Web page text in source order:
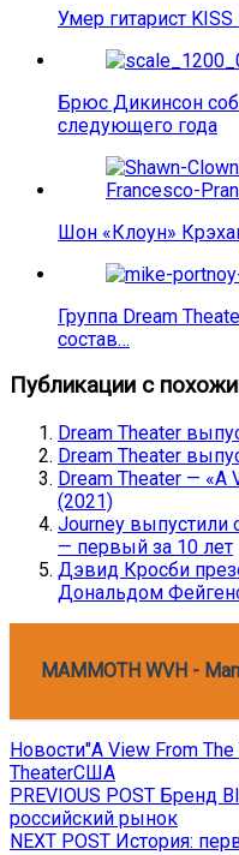
Умер гитарист
Брюс Дикинсон
следующего года
Шон «Клоун»
Группа Dream
состав…
Публикации с
Dream Theater
Dream Theater
Dream Theater — «A
(2021)
Journey выпустили
— первый за 10 лет
Дэвид Кросби
Дональдом
MAMMOTH WVH -
Новости"A View From
TheaterСША
Навигация
по
PREVIOUS POST Previous
post:
Бренд
российский рынок
NEXT POST Next
История: